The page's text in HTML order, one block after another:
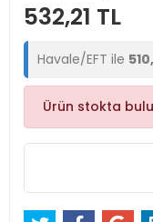
532,21 TL
Havale/EFT ile
Ürün stokta